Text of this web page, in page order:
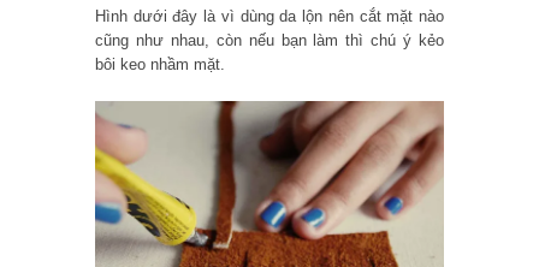
Hình dưới đây là vì dùng da lộn nên cắt mặt nào
cũng như nhau, còn nếu bạn làm thì chú ý kẻo
bôi keo nhầm mặt.